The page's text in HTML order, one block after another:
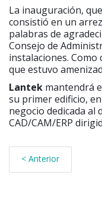
La inauguración,
consistió en un
palabras de
Consejo de
instalaciones.
que estuvo
Lantek mantendrá
su primer edificio,
negocio dedicada al
CAD/CAM/ERP
< Anterior